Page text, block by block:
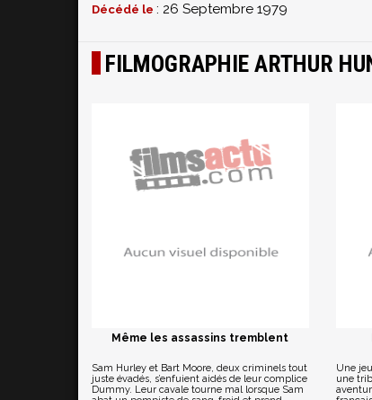
Décédé le : 26 Septembre 1979
FILMOGRAPHIE ARTHUR
Même les assassins tremblent
Sam Hurley et Bart Moore, deux criminels tout
juste évadés, s’enfuient aidés de leur complice
Dummy. Leur cavale tourne mal lorsque Sam
Une
une